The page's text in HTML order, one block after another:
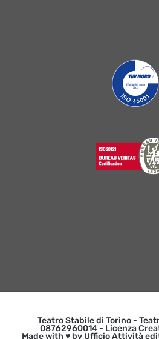
Teatro Stabile di Torino -
08762960014 - Licenza
Made with ♥ by Ufficio Attività